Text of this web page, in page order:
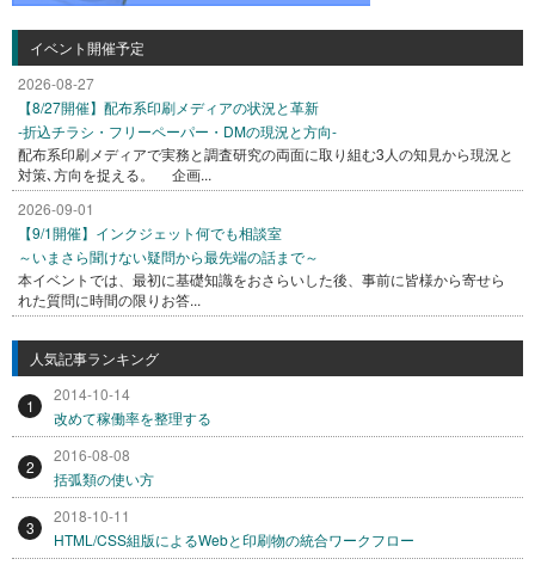
イベント開催予定
2026-08-27
【8/27開催】配布系印刷メディアの状況と革新
-折込チラシ・フリーペーパー・DMの現況と方向-
配布系印刷メディアで実務と調査研究の両面に取り組む3人の知見から現況と
対策､方向を捉える。 企画...
2026-09-01
【9/1開催】インクジェット何でも相談室
～いまさら聞けない疑問から最先端の話まで～
本イベントでは、最初に基礎知識をおさらいした後、事前に皆様から寄せら
れた質問に時間の限りお答...
人気記事ランキング
1
2014-10-14
改めて稼働率を整理する
2
2016-08-08
括弧類の使い方
3
2018-10-11
HTML/CSS組版によるWebと印刷物の統合ワークフロー